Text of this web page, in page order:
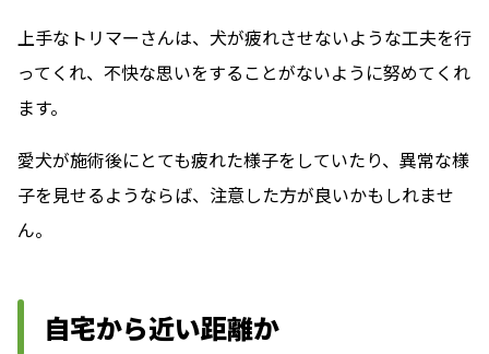
上手なトリマーさんは、犬が疲れさせないような工夫を行
ってくれ、不快な思いをすることがないように努めてくれ
ます。
愛犬が施術後にとても疲れた様子をしていたり、異常な様
子を見せるようならば、注意した方が良いかもしれませ
ん。
自宅から近い距離か